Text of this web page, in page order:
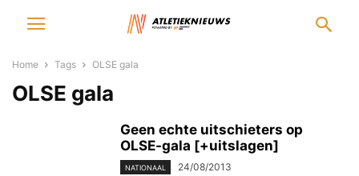
Home Tags OLSE gala
OLSE gala
Geen echte uitschieters op
OLSE-gala [+uitslagen]
NATIONAAL 24/08/2013